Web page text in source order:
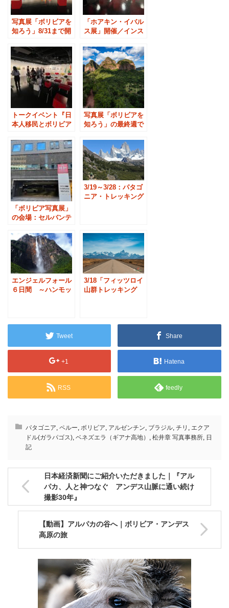
写真展「ボリビアを
知ろう」8/31まで開
「ホアキン・イバル
ス展」開催／インス
ンテス
トークイベント『日
本人移民とボリビア
写真展「ボリビアを
知ろう」の最終週で
「ボリビア写真展」
の会場：セルバンテ
3/19～3/28：パタゴ
ニア・トレッキング
エンジェルフォール
６日間 ～ハンモッ
3/18「フィッツロイ
山群トレッキング
Tweet Share
+1 Hatena
RSS feedly
パタゴニア, ペルー, ボリビア, アルゼンチン, ブラジル, チリ , エクア
ドル(ガラパゴス), ベネズエラ（ギアナ高地） , 松井章 写真事務所, 日
記
日本経済新聞にご紹介いただきました｜『アル
パカ、人と神つなぐ アンデス山脈に通い続け
撮影30年』
【動画】アルパカの谷へ｜ボリビア・アンデス
高原の旅